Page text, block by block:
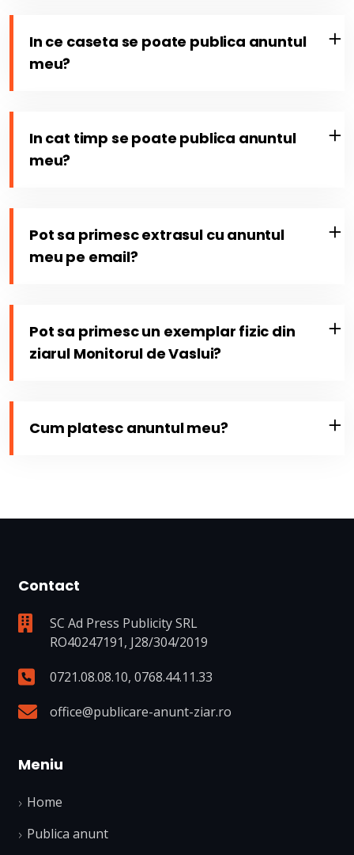
In ce caseta se poate publica anuntul
meu?
In cat timp se poate publica anuntul
meu?
Pot sa primesc extrasul cu anuntul
meu pe email?
Pot sa primesc un exemplar fizic din
ziarul Monitorul de Vaslui?
Cum platesc anuntul meu?
Contact
SC Ad Press Publicity SRL
RO40247191, J28/304/2019
0721.08.08.10, 0768.44.11.33
office@publicare-anunt-ziar.ro
Meniu
Home
Publica anunt